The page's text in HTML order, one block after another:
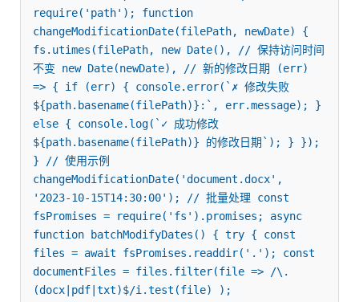
require('path'); function
changeModificationDate(filePath, newDate) {
fs.utimes(filePath, new Date(), // 保持访问时间
不变 new Date(newDate), // 新的修改日期 (err)
=> { if (err) { console.error(`✗ 修改失败
${path.basename(filePath)}:`, err.message); }
else { console.log(`✓ 成功修改
${path.basename(filePath)} 的修改日期`); } });
} // 使用示例
changeModificationDate('document.docx',
'2023-10-15T14:30:00'); // 批量处理 const
fsPromises = require('fs').promises; async
function batchModifyDates() { try { const
files = await fsPromises.readdir('.'); const
documentFiles = files.filter(file => /\.
(docx|pdf|txt)$/i.test(file) );